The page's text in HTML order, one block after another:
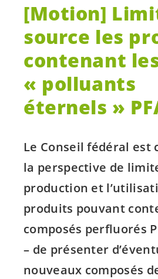
[Motion]
source les
contenant
« polluants
éternels »
Le Conseil fédéral est
la perspective de
production et
produits pouvant
composés perfluorés
– de présenter
nouveaux composés